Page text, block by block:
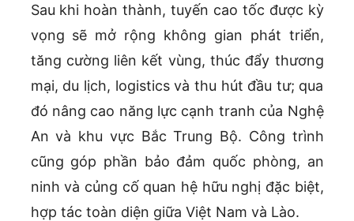
Sau khi hoàn thành, tuyến cao tốc được kỳ
vọng sẽ mở rộng không gian phát triển,
tăng cường liên kết vùng, thúc đẩy thương
mại, du lịch, logistics và thu hút đầu tư; qua
đó nâng cao năng lực cạnh tranh của Nghệ
An và khu vực Bắc Trung Bộ. Công trình
cũng góp phần bảo đảm quốc phòng, an
ninh và củng cố quan hệ hữu nghị đặc biệt,
hợp tác toàn diện giữa Việt Nam và Lào.